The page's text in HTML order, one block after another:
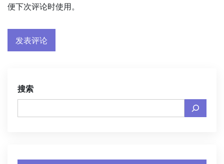
便下次评论时使用。
搜索